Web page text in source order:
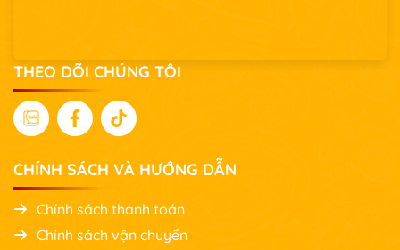
THEO DÕI CHÚNG TÔI
CHÍNH SÁCH VÀ HƯỚNG DẪN
Chính sách thanh toán
Chính sách vận chuyển